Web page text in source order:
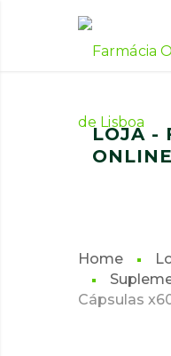
FARMÁCIA
LOJA -
ONLINE
Home
Cápsulas